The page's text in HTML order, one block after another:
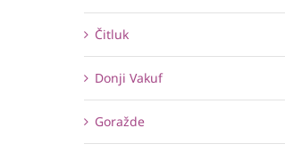
Čitluk
Donji Vakuf
Goražde